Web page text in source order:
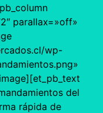
parallax=»off»
wp-
del
rápida de